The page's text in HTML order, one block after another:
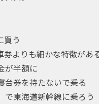
買う
よりも細かな特徴があ
が半額に
台券を持たないで乗る
で東海道新幹線に乗ろう